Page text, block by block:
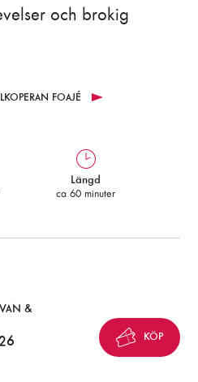
och brokig
FOAJÉ
Längd
ca 60 minuter
&
KÖP